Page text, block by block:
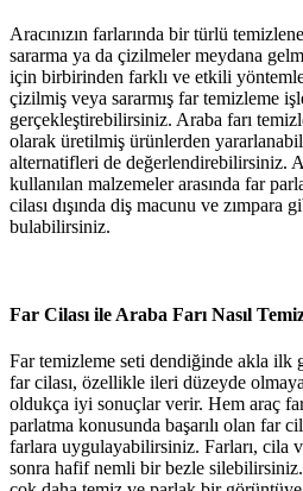
Aracınızın farlarında bir türlü
sararma ya da çizilmeler meydana
için birbirinden farklı ve etkili
çizilmiş veya sararmış far temizleme
gerçekleştirebilirsiniz. Araba farı
olarak üretilmiş ürünlerden
alternatifleri de değerlendirebilirsiniz.
kullanılan malzemeler arasında far
cilası dışında diş macunu ve zımpara
bulabilirsiniz.
Far Cilası ile Araba Farı Nasıl
Far temizleme seti dendiğinde akla ilk
far cilası, özellikle ileri düzeyde
oldukça iyi sonuçlar verir. Hem araç
parlatma konusunda başarılı olan far
farlara uygulayabilirsiniz. Farları, cila
sonra hafif nemli bir bezle silebilirsiniz.